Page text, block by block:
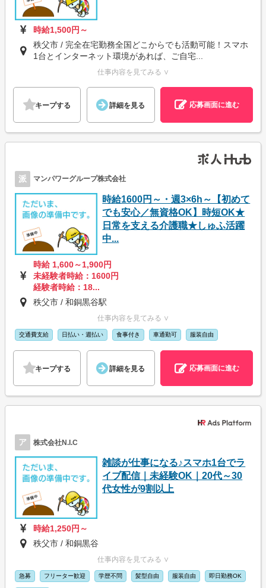
時給1,500円～
秩父市 / 完全在宅勤務全国どこからでも活動可能！スマホ
1台とインターネット環境があれば、ご自宅...
仕事内容を見てみる ∨
キープする 詳細を見る 応募画面に進む
派 マンパワーグループ株式会社
時給1600円～・週3×6h～【初めて
でも安心／無資格OK】時短OK★
日常を支える介護職★しゅふ活躍
中...
時給 1,600～1,900円
未経験者時給：1600円
経験者時給：18...
秩父市 / 和銅黒谷駅
仕事内容を見てみる ∨
交通費支給 日払い・週払い 食事付き 車通勤可 服装自由
キープする 詳細を見る 応募画面に進む
ア 株式会社N.I.C
雑談が仕事になる♪スマホ1台でラ
イブ配信｜未経験OK｜20代～30
代女性が9割以上
時給1,250円～
秩父市 / 和銅黒谷
仕事内容を見てみる ∨
急募 フリーター歓迎 学歴不問 髪型自由 服装自由 即日勤務OK